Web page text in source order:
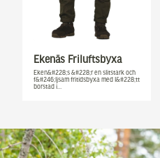
Ekenäs Friluftsbyxa
Eken&#228;s &#228;r en slitstark och
f&#246;ljsam fritidsbyxa med l&#228;tt
borstad i…